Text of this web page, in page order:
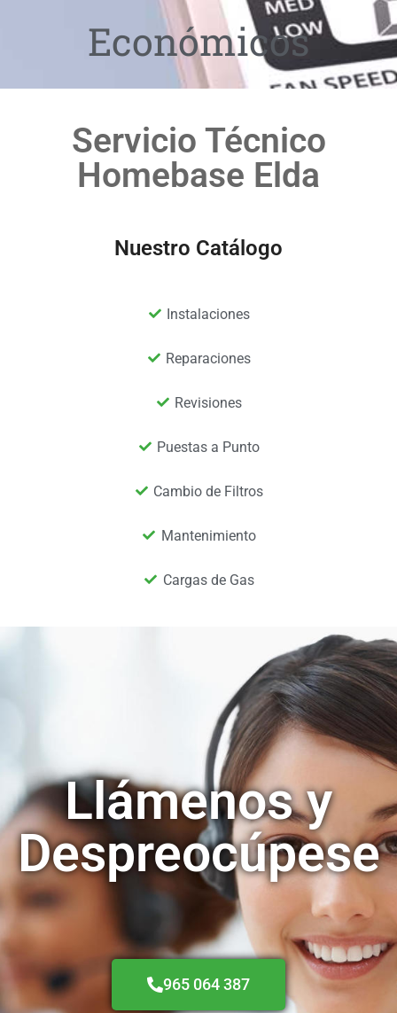
Económicos
Servicio Técnico
Homebase Elda
Nuestro Catálogo
Instalaciones
Reparaciones
Revisiones
Puestas a Punto
Cambio de Filtros
Mantenimiento
Cargas de Gas
Llámenos y
Despreocúpese
965 064 387